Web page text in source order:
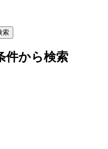
索
件から検索